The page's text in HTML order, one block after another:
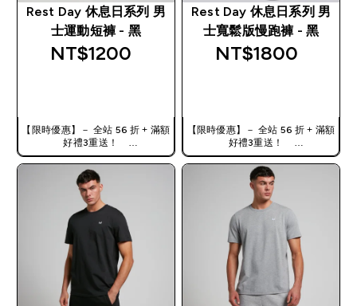
Rest Day 休息日系列 男
士運動短褲 - 黑
NT$1200‎
【限時優惠】－ 全站 56 折 + 滿額
好禮3重送！
使用優惠碼，獲得額外折扣：
TW56
Rest Day 休息日系列 男
士寬鬆版慢跑褲 - 黑
NT$1800‎
【限時優惠】－ 全站 56 折 + 滿額
好禮3重送！
使用優惠碼，獲得額外折扣：
TW56